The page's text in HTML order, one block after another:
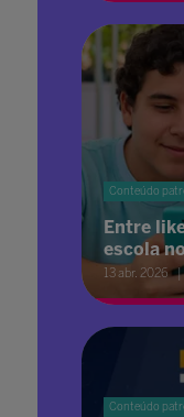
Conteúdo
Entre
escola
13 abr. 2026
Conteúdo